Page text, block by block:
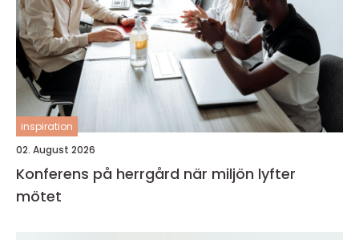
inspiration
02. August 2026
Konferens på herrgård när miljön lyfter
mötet